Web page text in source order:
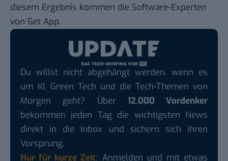
diesem Ergebnis kommen die Software-Experten
von Get App.
Du willst nicht abgehängt werden, wenn es
um KI, Green Tech und die Tech-Themen von
Morgen geht? Über 12.000 Vordenker
bekommen jeden Tag die wichtigsten News
direkt in die Inbox und sichern sich ihren
Vorsprung.
Nur für kurze Zeit: Anmelden und mit etwas